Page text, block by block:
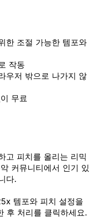
한 조절 가능한 템포와
작동
우저 밖으로 나가지 않
무료
고 피치를 올리는 리믹
커뮤니티에서 인기 있
다.
템포와 피치 설정을
후 처리를 클릭하세요.